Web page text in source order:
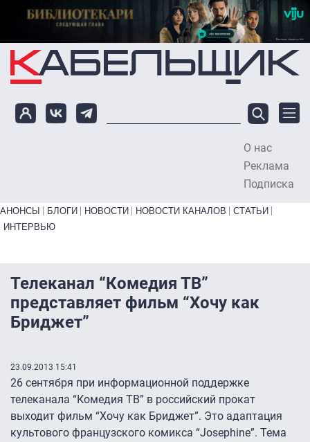
Перейти к основному содержанию
О нас
Реклама
Подписка
Primary links bottom
АНОНСЫ БЛОГИ НОВОСТИ НОВОСТИ КАНАЛОВ
СТАТЬИ
ИНТЕРВЬЮ
Телеканал “Комедия ТВ”
представляет фильм “Хочу как
Бриджет”
23.09.2013 15:41
26 сентября при информационной поддержке
телеканала “Комедия ТВ” в российский прокат
выходит фильм “Хочу как Бриджет”. Это адаптация
культового французского комикса “Josephine”. Тема